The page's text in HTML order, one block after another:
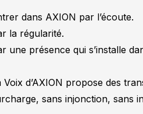
dans AXION par l’écoute.
la régularité.
une présence qui s’installe
Voix d’AXION propose des
sans injonction, sans